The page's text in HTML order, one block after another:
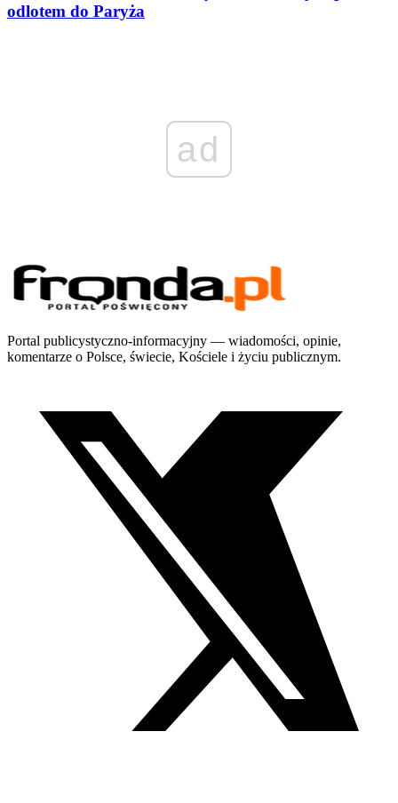
odlotem do Paryża
ad
Portal publicystyczno-informacyjny — wiadomości, opinie,
komentarze o Polsce, świecie, Kościele i życiu publicznym.